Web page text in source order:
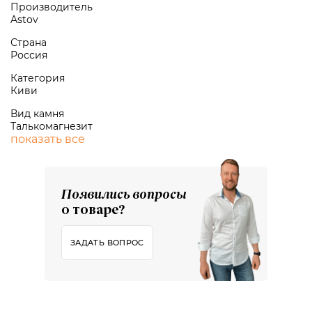
Производитель
Astov
Страна
Россия
Категория
Киви
Вид камня
Талькомагнезит
показать все
Появились вопросы
о товаре?
ЗАДАТЬ ВОПРОС